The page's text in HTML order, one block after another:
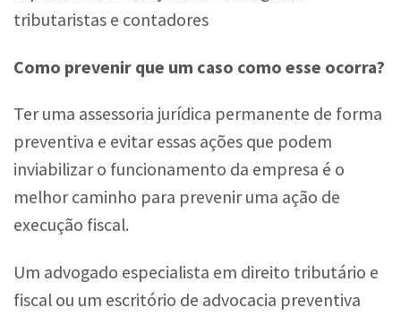
tributaristas e contadores
Como prevenir que um caso como esse ocorra?
Ter uma assessoria jurídica permanente de forma
preventiva e evitar essas ações que podem
inviabilizar o funcionamento da empresa é o
melhor caminho para prevenir uma ação de
execução fiscal.
Um advogado especialista em direito tributário e
fiscal ou um escritório de advocacia preventiva